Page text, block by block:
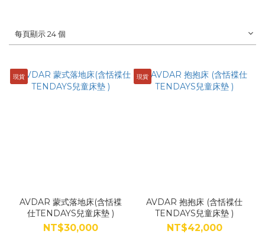
每頁顯示 24 個
現貨
AVDAR 蒙式落地床(含恬褋
仕TENDAYS兒童床墊 )
NT$30,000
現貨
AVDAR 抱抱床 (含恬褋仕
TENDAYS兒童床墊 )
NT$42,000